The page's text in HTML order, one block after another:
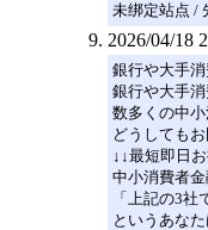
未绑定站点 /
2026/04/18
銀行や大手
銀行や大手
数多くの中
どうしても
↓↓最短即日
中小消費者
「上記の3
というあな